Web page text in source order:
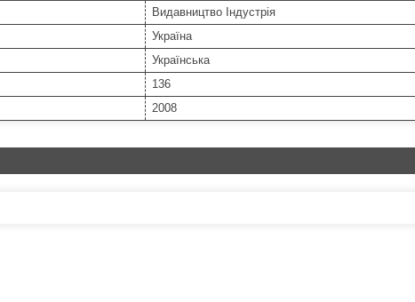
Видавництво Індустрія
Україна
Українська
136
2008